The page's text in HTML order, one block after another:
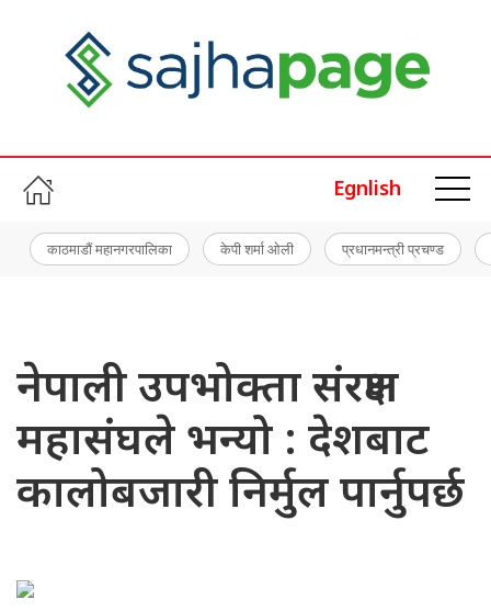
Egnlish
काठमाडौं महानगरपालिका केपी शर्मा ओली प्रधानमन्त्री प्रचण्ड
नेपाली उपभोक्ता संरक्षण
महासंघले भन्यो : देशबाट
कालोबजारी निर्मुल पार्नुपर्छ